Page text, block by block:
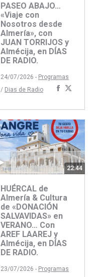
PASEO ABAJO…
«Viaje con
Nosotros desde
Almería», con
JUAN TORRIJOS y
Almécija, en DÍAS
DE RADIO.
24/07/2026 - Programas
/ Dias de Radio
Compartir
22:44
HUÉRCAL de
Almería & Cultura
de «DONACIÓN
SALVAVIDAS» en
VERANO… Con
AREF LAAREJ y
Almécija, en DÍAS
DE RADIO.
23/07/2026 - Programas